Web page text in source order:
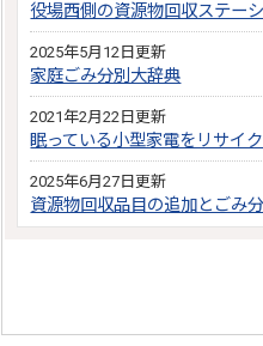
役場西側の資源物回収ステー
2025年5月12日更新
家庭ごみ分別大辞典
2021年2月22日更新
眠っている小型家電をリサイク
2025年6月27日更新
資源物回収品目の追加とごみ